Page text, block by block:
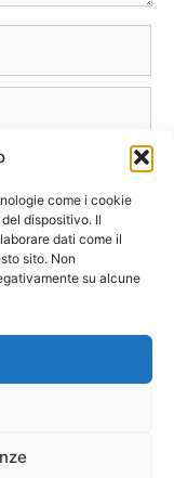
come i cookie
dispositivo. Il
dati come il
sito. Non
su alcune